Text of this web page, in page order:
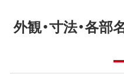
外観・寸法・各